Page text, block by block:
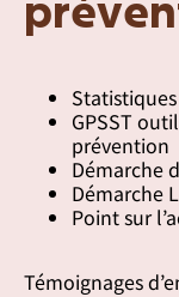
GPSST
prévention
Démarche
Démarche
Point sur
Témoignages